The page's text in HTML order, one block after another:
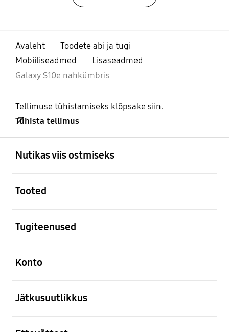
Avaleht
Toodete abi ja tugi
Mobiiliseadmed
Lisaseadmed
Galaxy S10e nahkümbris
Tellimuse tühistamiseks klõpsake siin.
Tühista tellimus
Nutikas viis ostmiseks
Tooted
Tugiteenused
Konto
Jätkusuutlikkus